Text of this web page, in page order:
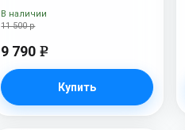
11 500 р
9 790 e
Купить
В наличии